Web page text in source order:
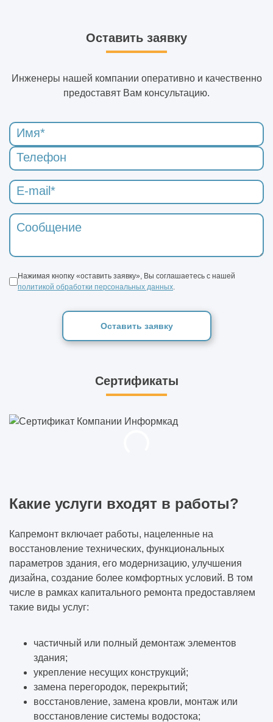
Оставить заявку
Инженеры нашей компании оперативно и качественно
предоставят Вам консультацию.
Нажимая кнопку «оставить заявку», Вы соглашаетесь с нашей
политикой обработки персональных данных.
Оставить заявку
Сертификаты
Какие услуги входят в работы?
Капремонт включает работы, нацеленные на
восстановление технических, функциональных
параметров здания, его модернизацию, улучшения
дизайна, создание более комфортных условий. В том
числе в рамках капитального ремонта предоставляем
такие виды услуг:
частичный или полный демонтаж элементов
здания;
укрепление несущих конструкций;
замена перегородок, перекрытий;
восстановление, замена кровли, монтаж или
восстановление системы водостока;